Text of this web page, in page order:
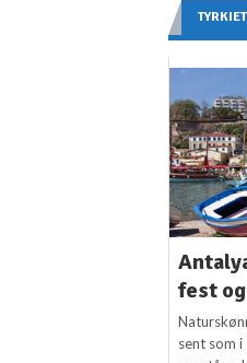
TYRKIET
fest
sent som i